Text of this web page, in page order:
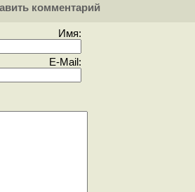
комментарий
Имя:
E-Mail: